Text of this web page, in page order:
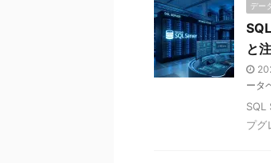
デー
と
ータ
SQL
プグ